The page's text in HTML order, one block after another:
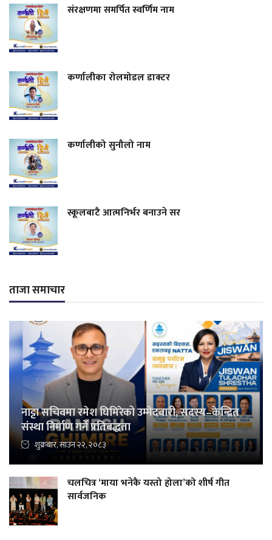
संरक्षणमा समर्पित स्वर्णिम नाम
कर्णालीका रोलमोडल डाक्टर
कर्णालीको सुनौलो नाम
स्कूलबाटै आत्मनिर्भर बनाउने सर
ताजा समाचार
नाट्टा सचिवमा रमेश घिमिरेको उम्मेदवारी, सदस्य–केन्द्रित
संस्था निर्माण गर्ने प्रतिबद्धता
शुक्रबार, साउन २२, २०८३
चलचित्र ‘माया भनेकै यस्तो होला’को शीर्ष गीत
सार्वजनिक